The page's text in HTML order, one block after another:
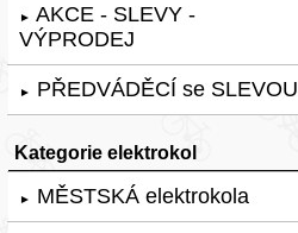
► AKCE - SLEVY -
VÝPRODEJ
► PŘEDVÁDĚCÍ se SLEVOU
Kategorie elektrokol
► MĚSTSKÁ elektrokola